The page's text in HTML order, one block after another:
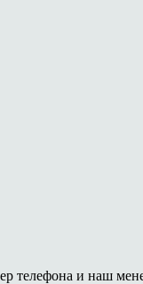
телефона и наш